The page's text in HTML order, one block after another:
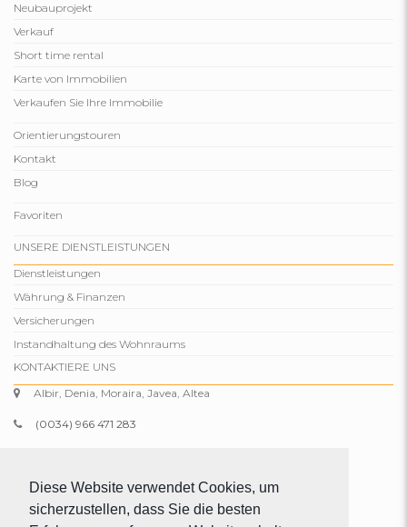
Diese Website verwendet Cookies, um
sicherzustellen, dass Sie die besten
Neubauprojekt
Verkauf
Short time rental
Karte von Immobilien
Verkaufen Sie Ihre Immobilie
Orientierungstouren
Kontakt
Blog
Favoriten
UNSERE DIENSTLEISTUNGEN
Dienstleistungen
Währung & Finanzen
Versicherungen
Instandhaltung des Wohnraums
KONTAKTIERE UNS
Albir, Denia, Moraira, Javea, Altea
(0034) 966 471 283
info@comparepropertiesspain.com
www.comparepropertiesspain.com